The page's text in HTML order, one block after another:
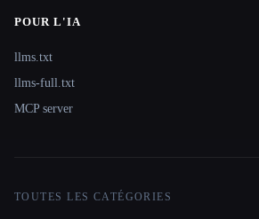
POUR L'IA
llms.txt
llms-full.txt
MCP server
TOUTES LES CATÉGORIES